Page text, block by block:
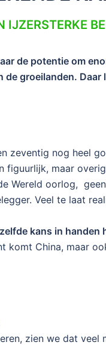
IJZERSTERKE
de potentie om
de groeilanden.
zeventig nog heel
figuurlijk, maar
Wereld oorlog,
Veel te laat
kans in handen
komt China, maar
zien we dat veel